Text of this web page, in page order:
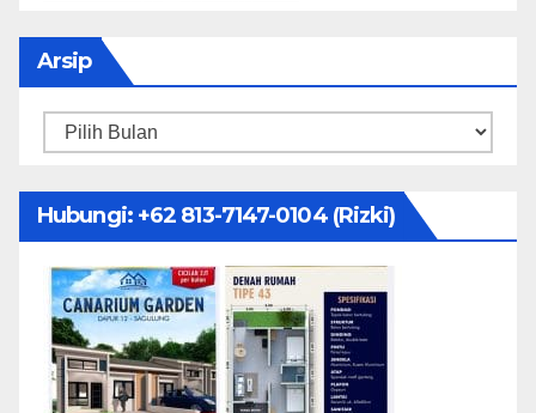
Arsip
Arsip
Hubungi: ‪+62 813-7147-0104‬ (Rizki)